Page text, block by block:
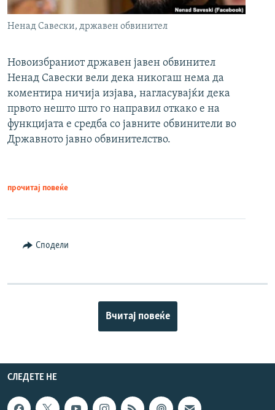
Ненад Савески, државен обвинител
Новоизбраниот државен јавен обвинител
Ненад Савески вели дека никогаш нема да
коментира ничија изјава, нагласувајќи дека
првото нешто што го направил откако е на
функцијата е средба со јавните обвинители во
Државното јавно обвинителство.
прочитај повеќе
Сподели
Вчитај повеќе
СЛЕДЕТЕ НЕ